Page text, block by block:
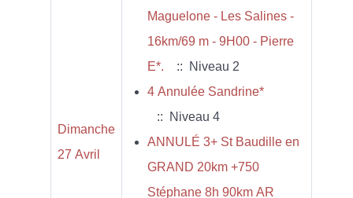
Dimanche
27 Avril
Maguelone - Les Salines -
16km/69 m - 9H00 - Pierre
E*.
:: Niveau 2
4 Annulée Sandrine*
:: Niveau 4
ANNULÉ 3+ St Baudille en
GRAND 20km +750
Stéphane 8h 90km AR